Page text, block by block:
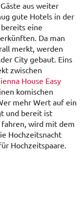
aus weiter
gute Hotels in der
eine
Da man
merkt, werden
City gebaut. Eins
zwischen
House Easy
komischen
mehr Wert auf ein
und bereit ist
wird mit dem
Hochzeitsnacht
Hochzeitspaare.